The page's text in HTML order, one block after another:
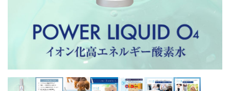
プライバシーポリシー